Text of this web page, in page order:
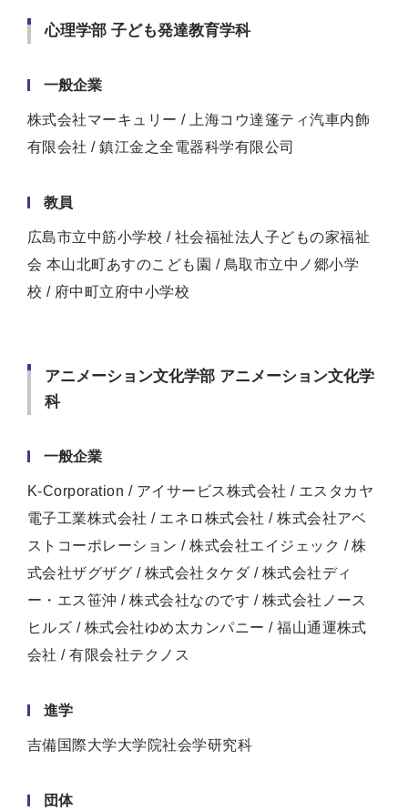
心理学部 子ども発達教育学科
一般企業
株式会社マーキュリー / 上海コウ達篷ティ汽車内飾
有限会社 / 鎮江金之全電器科学有限公司
教員
広島市立中筋小学校 / 社会福祉法人子どもの家福祉
会 本山北町あすのこども園 / 鳥取市立中ノ郷小学
校 / 府中町立府中小学校
アニメーション文化学部 アニメーション文化学
科
一般企業
K-Corporation / アイサービス株式会社 / エスタカヤ
電子工業株式会社 / エネロ株式会社 / 株式会社アベ
ストコーポレーション / 株式会社エイジェック / 株
式会社ザグザグ / 株式会社タケダ / 株式会社ディ
ー・エス笹沖 / 株式会社なのです / 株式会社ノース
ヒルズ / 株式会社ゆめ太カンパニー / 福山通運株式
会社 / 有限会社テクノス
進学
吉備国際大学大学院社会学研究科
団体